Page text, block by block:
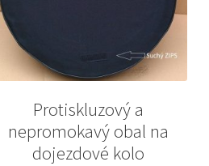
Protiskluzový a
nepromokavý obal na
dojezdové kolo